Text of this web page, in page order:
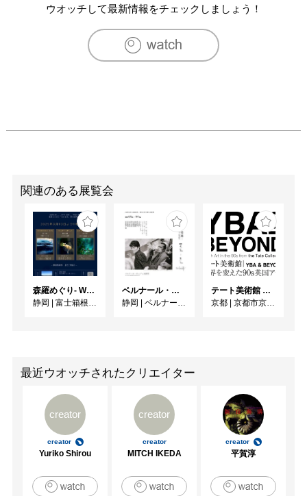
ウオッチして最新情報をチェックしましょう！
関連のある展覧会
森羅めぐり- Wandering in Shinra -
静岡 | 富士箱根カントリークラブ
ベルナール・ビュフェと写真 ーカメラがとらえたビュフェとその時代、そして21 世紀へ
静岡 | ベルナール・ビュフェ美術館
テート美術館 ― YBA & BEYOND 世界を変えた90s英国アート
京都 | 京都市京セラ美術館
最近ウオッチされたクリエイター
creator
creator
Yuriko Shirou
creator
creator
MITCH IKEDA
creator
平賀淳